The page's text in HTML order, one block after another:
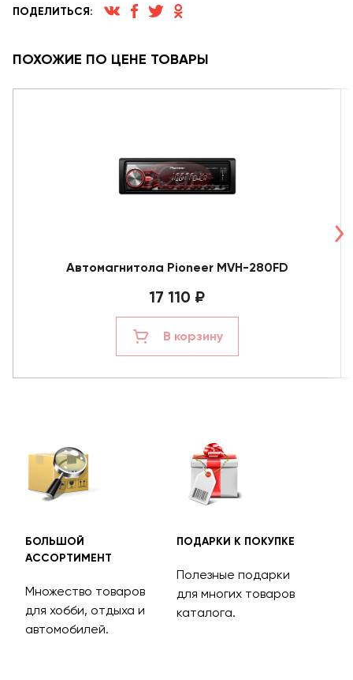
ПОДЕЛИТЬСЯ:
ПОХОЖИЕ ПО ЦЕНЕ ТОВАРЫ
Автомагнитола Pioneer MVH-280FD
17 110 ₽
В корзину
БОЛЬШОЙ
АССОРТИМЕНТ
Множество товаров
для хобби, отдыха и
автомобилей.
ПОДАРКИ К ПОКУПКЕ
Полезные подарки
для многих товаров
каталога.